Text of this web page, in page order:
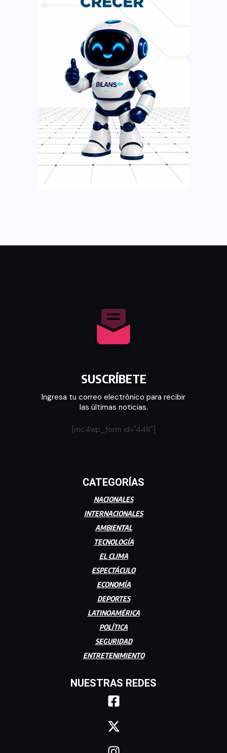
SUSCRÍBETE
Ingresa tu correo electrónico para recibir
las últimas noticias.
[mc4wp_form id="448"]
CATEGORÍAS
NACIONALES
INTERNACIONALES
AMBIENTAL
TECNOLOGÍA
EL CLIMA
ESPECTÁCULO
ECONOMÍA
DEPORTES
LATINOAMÉRICA
POLÍTICA
SEGURIDAD
ENTRETENIMIENTO
NUESTRAS REDES